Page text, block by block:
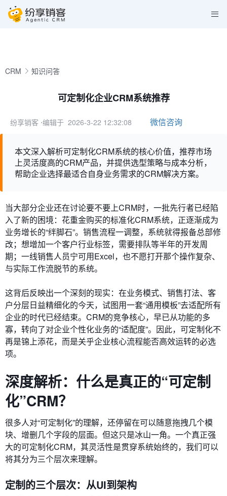
CRM 知识问答
可定制化企业CRM系统推荐
纷享销客 ⋅编辑于 2026-3-22 12:32:08 微信咨询
本文深入解析可定制化CRM系统的核心价值，推荐市场
上灵活度高的CRM产品，并提供选型策略与成本分析，
帮助企业选择最适合自身业务需求的CRM解决方案。
当大部分企业还在讨论要不要上CRM时，一批先行者已经陷
入了新的困境：花重金购买的标准化CRM系统，正逐渐成为
业务增长的“绊脚石”。销售流程一调整，系统就得报备总部修
改；想增加一个客户行业标签，需要排队等半年的开发周
期；一线销售人员宁可用Excel，也不愿打开那个操作复杂、
与实际工作流脱节的系统。
这背后反映出一个深刻的现实：在业务模式、销售打法、客
户分层日益精细化的今天，试图用一套“通用模板”去适配所有
企业的时代已经结束。CRM的竞争核心，早已从功能的多
寡，转向了对企业个性化业务的“适配度”。因此，可定制化不
再是锦上添花，而是关乎企业核心流程能否高效运转的必选
项。
深度解析：什么是真正的“可定制
化”CRM？
很多人对“可定制化”的理解，还停留在可以随意拖拽几个模
块、增删几个字段的层面。但这只是冰山一角。一个真正强
大的可定制化CRM，其灵活性是贯穿系统始终的，我们可以
将其分为三个层次来理解。
定制的三个层次：从UI到架构